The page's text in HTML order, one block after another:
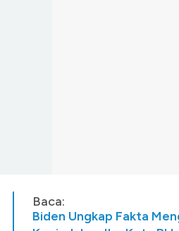
Baca:
Biden Ungkap Fakta